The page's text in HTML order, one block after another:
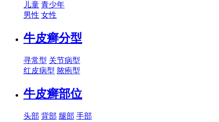
儿童 青少年
男性 女性
牛皮癣分型
寻常型 关节病型
红皮病型 脓疱型
牛皮癣部位
头部 背部 腿部 手部